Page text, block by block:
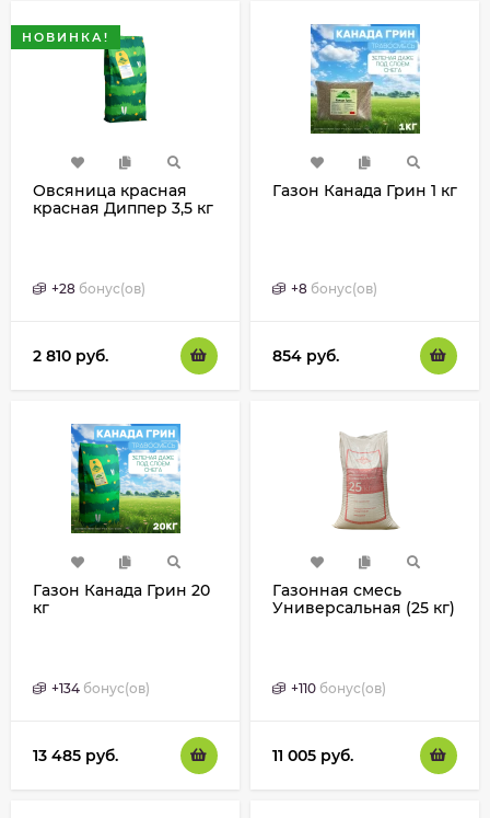
НОВИНКА!
Овсяница красная
красная Диппер 3,5 кг
+28 бонус(ов)
2 810 руб.
Газон Канада Грин 1 кг
+8 бонус(ов)
854 руб.
Газон Канада Грин 20
кг
+134 бонус(ов)
13 485 руб.
Газонная смесь
Универсальная (25 кг)
+110 бонус(ов)
11 005 руб.